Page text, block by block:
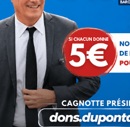
Lorsque tout flambe et
s’affaisse.